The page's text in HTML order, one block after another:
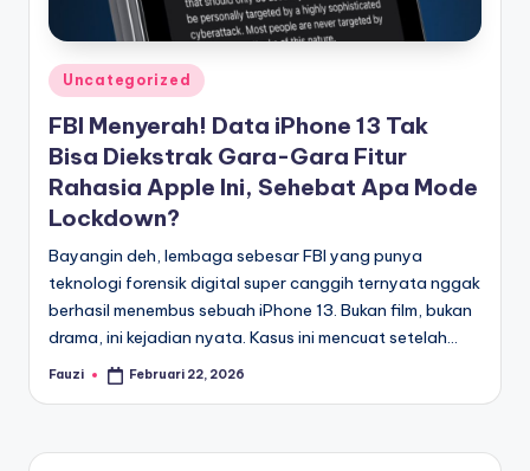
Posted
in
Uncategorized
FBI Menyerah! Data iPhone 13 Tak
Bisa Diekstrak Gara-Gara Fitur
Rahasia Apple Ini, Sehebat Apa Mode
Lockdown?
Bayangin deh, lembaga sebesar FBI yang punya
teknologi forensik digital super canggih ternyata nggak
berhasil menembus sebuah iPhone 13. Bukan film, bukan
drama, ini kejadian nyata. Kasus ini mencuat setelah…
Posted
Fauzi Februari 22, 2026